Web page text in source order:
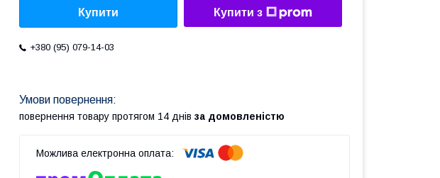
Купити Купити з
+380 (95) 079-14-03
повернення товару протягом 14 днів за домовленістю